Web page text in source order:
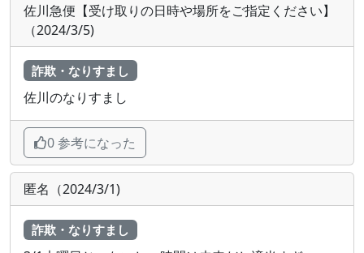
佐川急便【受け取りの日時や場所をご指定ください】
（2024/3/5)
詐欺・なりすまし
佐川のなりすまし
0 参考になった
匿名（2024/3/1)
詐欺・なりすまし